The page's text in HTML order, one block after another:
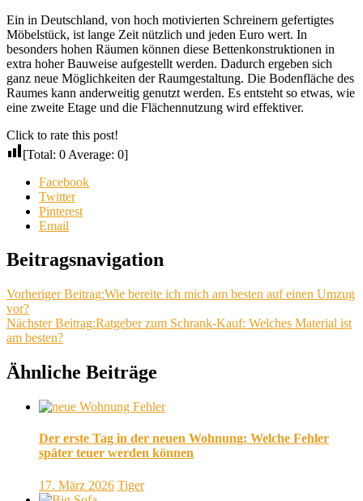
Ein in Deutschland, von hoch motivierten Schreinern gefertigtes
Möbelstück, ist lange Zeit nützlich und jeden Euro wert. In
besonders hohen Räumen können diese Bettenkonstruktionen in
extra hoher Bauweise aufgestellt werden. Dadurch ergeben sich
ganz neue Möglichkeiten der Raumgestaltung. Die Bodenfläche des
Raumes kann anderweitig genutzt werden. Es entsteht so etwas, wie
eine zweite Etage und die Flächennutzung wird effektiver.
Click to rate this post!
[Total: 0 Average: 0]
Facebook
Twitter
Pinterest
Email
Beitragsnavigation
Vorheriger Beitrag:Wie bereite ich mich am besten auf einen Umzug
vor?
Nächster Beitrag:Ratgeber zum Schrank-Kauf: Welches Material ist
am besten?
Ähnliche Beiträge
Der erste Tag in der neuen Wohnung: Welche Fehler
später teuer werden können
17. März 2026 Tiger